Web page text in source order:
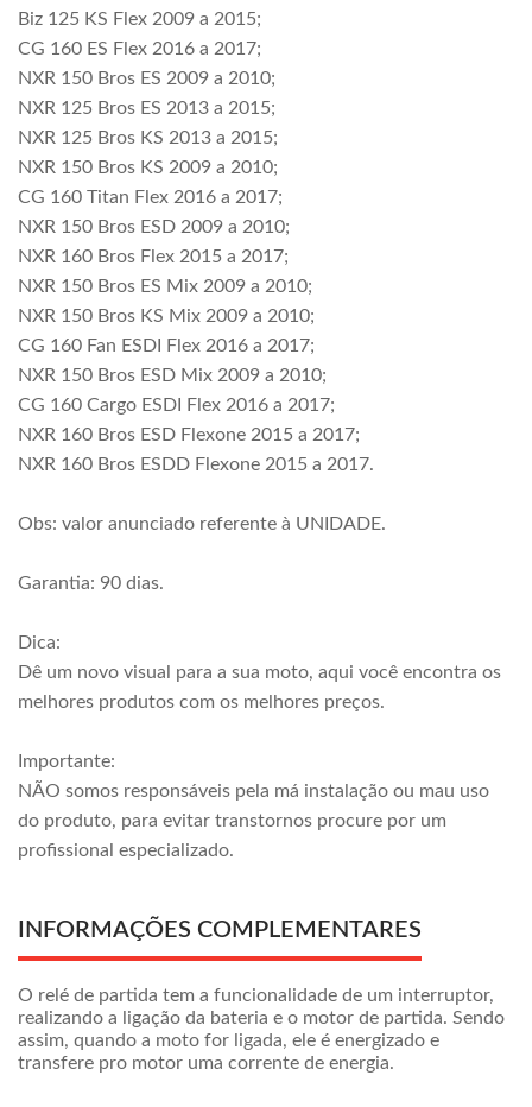
Biz 125 KS Flex 2009 a 2015;
CG 160 ES Flex 2016 a 2017;
NXR 150 Bros ES 2009 a 2010;
NXR 125 Bros ES 2013 a 2015;
NXR 125 Bros KS 2013 a 2015;
NXR 150 Bros KS 2009 a 2010;
CG 160 Titan Flex 2016 a 2017;
NXR 150 Bros ESD 2009 a 2010;
NXR 160 Bros Flex 2015 a 2017;
NXR 150 Bros ES Mix 2009 a 2010;
NXR 150 Bros KS Mix 2009 a 2010;
CG 160 Fan ESDI Flex 2016 a 2017;
NXR 150 Bros ESD Mix 2009 a 2010;
CG 160 Cargo ESDI Flex 2016 a 2017;
NXR 160 Bros ESD Flexone 2015 a 2017;
NXR 160 Bros ESDD Flexone 2015 a 2017.
Obs: valor anunciado referente à UNIDADE.
Garantia: 90 dias.
Dica:
Dê um novo visual para a sua moto, aqui você encontra os
melhores produtos com os melhores preços.
Importante:
NÃO somos responsáveis pela má instalação ou mau uso
do produto, para evitar transtornos procure por um
profissional especializado.
INFORMAÇÕES COMPLEMENTARES
O relé de partida tem a funcionalidade de um interruptor,
realizando a ligação da bateria e o motor de partida. Sendo
assim, quando a moto for ligada, ele é energizado e
transfere pro motor uma corrente de energia.